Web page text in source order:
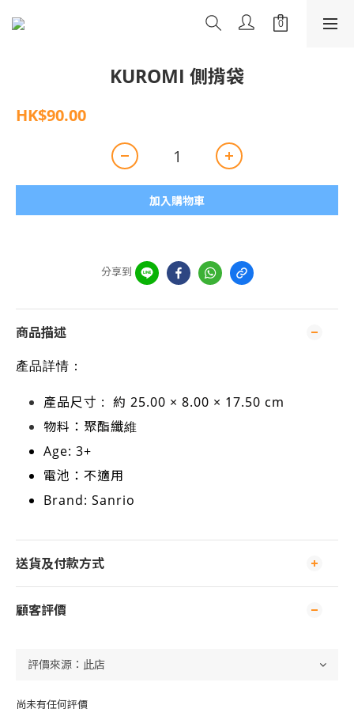
KUROMI 側揹袋
HK$90.00
加入購物車
分享到
商品描述
產品詳情：
產品尺寸 : 約 25.00 × 8.00 × 17.50 cm
物料： 聚酯纖維
Age: 3+
電池：不適用
Brand: Sanrio
送貨及付款方式
顧客評價
尚未有任何評價